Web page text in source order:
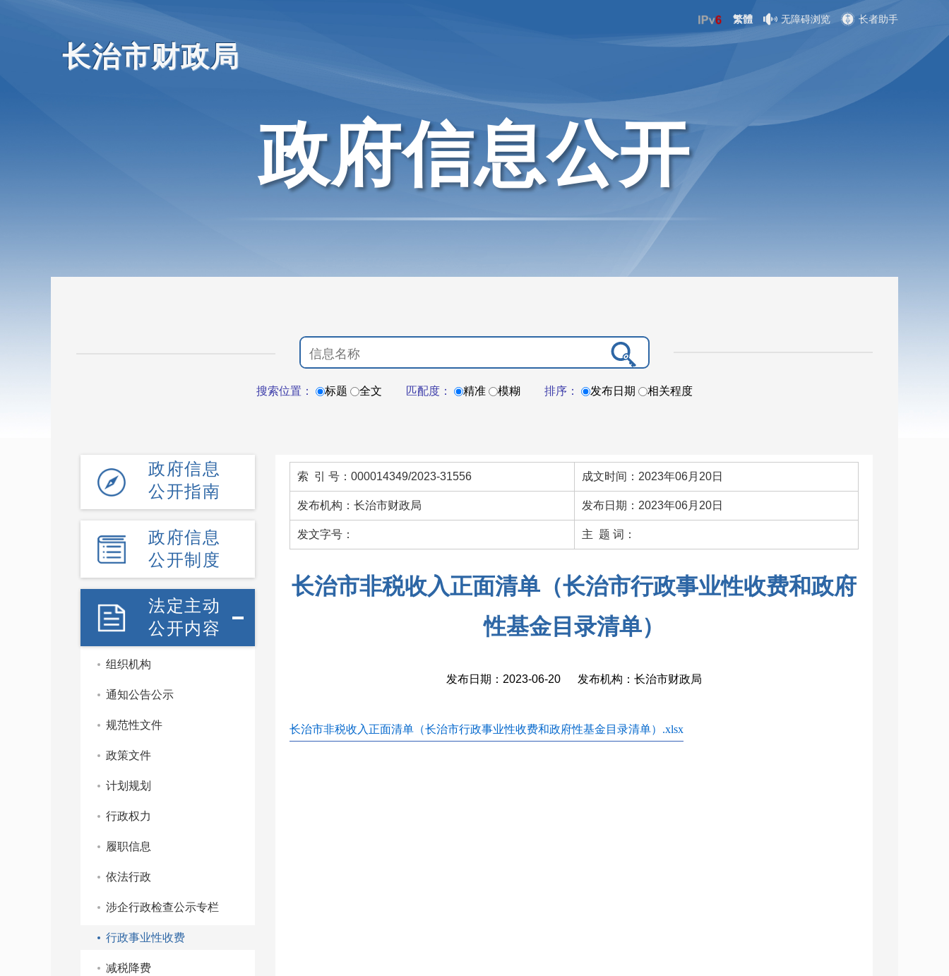
长治市财政局
繁體 无障碍浏览 长者助手
政府信息公开
搜索位置： 标题 全文 匹配度： 精准 模糊 排序： 发布日期 相关程度
政府信息
公开指南
政府信息
公开制度
法定主动
公开内容
组织机构
通知公告公示
规范性文件
政策文件
计划规划
行政权力
履职信息
依法行政
涉企行政检查公示专栏
行政事业性收费
减税降费
索 引 号：000014349/2023-31556 成文时间：2023年06月20日
发布机构：长治市财政局 发布日期：2023年06月20日
发文字号： 主 题 词：
长治市非税收入正面清单（长治市行政事业性收费和政府
性基金目录清单）
发布日期：2023-06-20 发布机构：长治市财政局
长治市非税收入正面清单（长治市行政事业性收费和政府性基金目录清单）.xlsx